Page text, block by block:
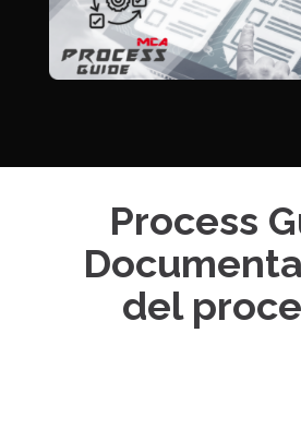
Process
del